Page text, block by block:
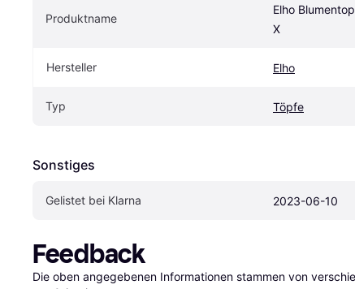
Produktname
Elho
X
Hersteller Elho
Typ Töpfe
Sonstiges
Gelistet bei Klarna 2023-06-10
Feedback
Die oben angegebenen Informationen stammen von